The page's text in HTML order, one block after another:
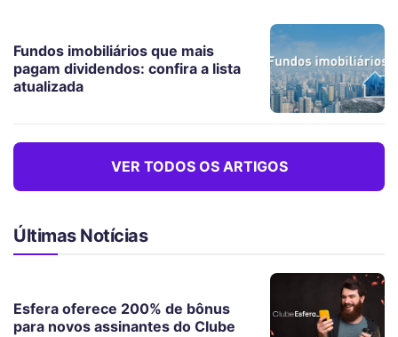
Fundos imobiliários que mais
pagam dividendos: confira a lista
atualizada
VER TODOS OS ARTIGOS
Últimas Notícias
Esfera oferece 200% de bônus
para novos assinantes do Clube